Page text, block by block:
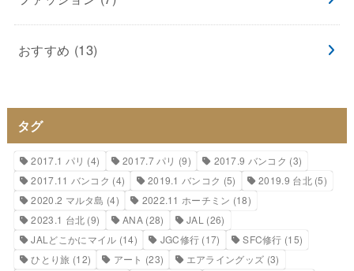
おすすめ (13)
タグ
2017.1 パリ (4) 2017.7 パリ (9) 2017.9 バンコク (3)
2017.11 バンコク (4) 2019.1 バンコク (5) 2019.9 台北(5)
2020.2 マルタ島 (4) 2022.11 ホーチミン (18)
2023.1 台北 (9) ANA(28) JAL (26)
JALどこかにマイル (14) JGC修行 (17) SFC修行 (15)
ひとり旅 (12) アート (23) エアライングッズ (3)